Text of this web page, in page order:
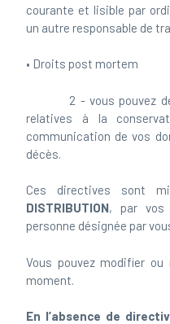
courante et lisible par
un autre responsable de
• Droits post mortem
2 - vous pouvez
relatives à la
communication de vos
décès.
Ces directives sont
DISTRIBUTION, par vos
personne désignée par
Vous pouvez modifier
moment.
En l’absence de